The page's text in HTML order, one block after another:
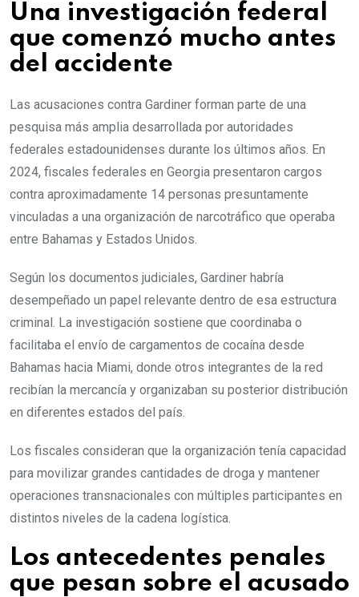
Una investigación federal
que comenzó mucho antes
del accidente
Las acusaciones contra Gardiner forman parte de una
pesquisa más amplia desarrollada por autoridades
federales estadounidenses durante los últimos años. En
2024, fiscales federales en Georgia presentaron cargos
contra aproximadamente 14 personas presuntamente
vinculadas a una organización de narcotráfico que operaba
entre Bahamas y Estados Unidos.
Según los documentos judiciales, Gardiner habría
desempeñado un papel relevante dentro de esa estructura
criminal. La investigación sostiene que coordinaba o
facilitaba el envío de cargamentos de cocaína desde
Bahamas hacia Miami, donde otros integrantes de la red
recibían la mercancía y organizaban su posterior distribución
en diferentes estados del país.
Los fiscales consideran que la organización tenía capacidad
para movilizar grandes cantidades de droga y mantener
operaciones transnacionales con múltiples participantes en
distintos niveles de la cadena logística.
Los antecedentes penales
que pesan sobre el acusado